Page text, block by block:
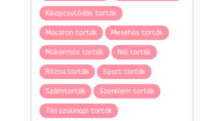
Kikapcsolódás torták
Macaron torták Mesehős torták
Műkörmös torták Női torták
Rózsa torták Sport torták
Számtorták Szerelem torták
Tini szülinapi torták